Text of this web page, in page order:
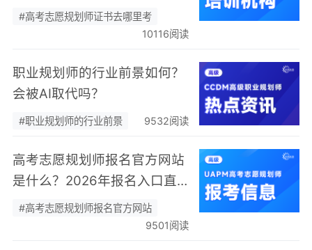
向阳生涯！
#高考志愿规划师证书去哪里考
10116阅读
职业规划师的行业前景如何？
会被AI取代吗？
#职业规划师的行业前景 9532阅读
高考志愿规划师报名官方网站
是什么？2026年报名入口直
达
#高考志愿规划师报名官方网站
9501阅读